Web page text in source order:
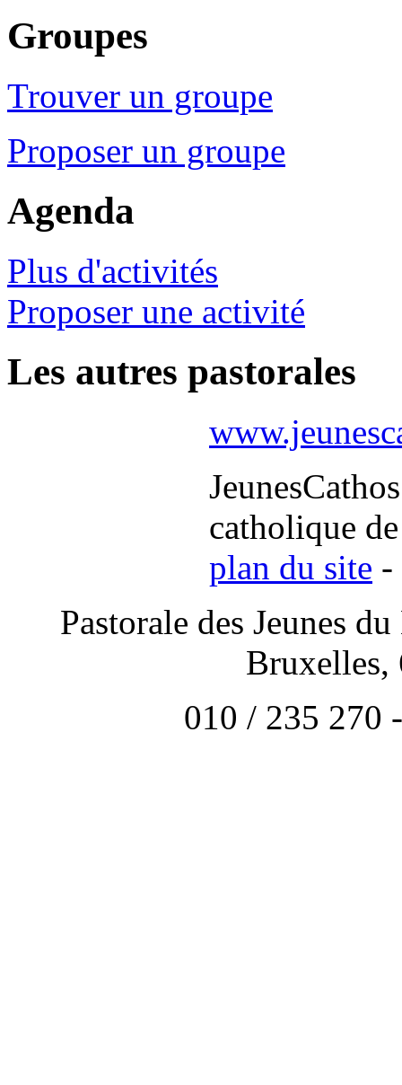
Groupes
Trouver un groupe
Proposer un groupe
Agenda
Plus d'activités
Proposer une activité
Les autres pastorales
catholique
plan du site -
Pastorale des Jeunes
Bruxelles,
010 / 235 270